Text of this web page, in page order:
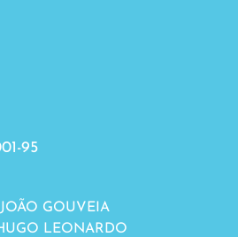
95
GOUVEIA
LEONARDO